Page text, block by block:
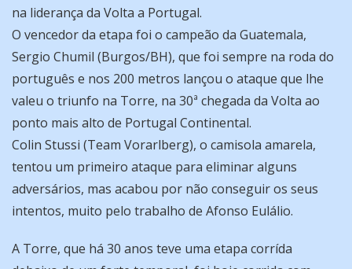
na liderança da Volta a Portugal.
O vencedor da etapa foi o campeão da Guatemala,
Sergio Chumil (Burgos/BH), que foi sempre na roda do
português e nos 200 metros lançou o ataque que lhe
valeu o triunfo na Torre, na 30ª chegada da Volta ao
ponto mais alto de Portugal Continental.
Colin Stussi (Team Vorarlberg), o camisola amarela,
tentou um primeiro ataque para eliminar alguns
adversários, mas acabou por não conseguir os seus
intentos, muito pelo trabalho de Afonso Eulálio.
A Torre, que há 30 anos teve uma etapa corrída